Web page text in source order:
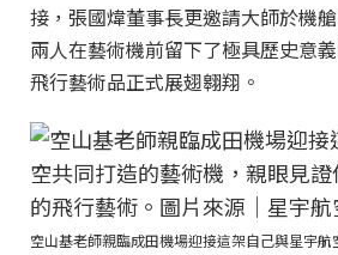
接，張國煒董事長更邀請大師於機
兩人在藝術機前留下了極具歷史意
飛行藝術品正式展翅翱翔。
空山基老師親臨成田機場迎接這架自己與星宇